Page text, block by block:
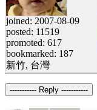
joined: 2007-08-09
posted: 11519
promoted: 617
bookmarked: 187
新竹, 台灣
----------- Reply -----------